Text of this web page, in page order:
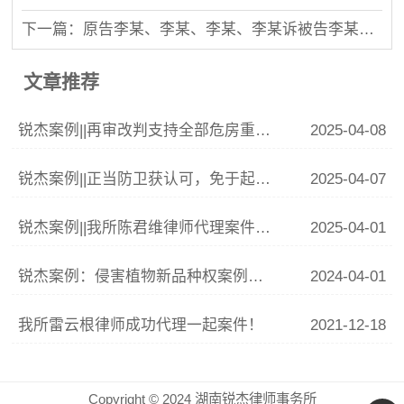
下一篇：原告李某、李某、李某、李某诉被告李某、李某遗嘱继承纠纷一案判决书
文章推荐
锐杰案例||再审改判支持全部危房重建费用 2025-04-08
锐杰案例||正当防卫获认可，免于起诉显公正 2025-04-07
锐杰案例||我所陈君维律师代理案件入选长沙市天心区法院《涉消费审判白皮书》典型案例 2025-04-01
锐杰案例：侵害植物新品种权案例分析 2024-04-01
我所雷云根律师成功代理一起案件！ 2021-12-18
Copyright © 2024 湖南锐杰律师事务所